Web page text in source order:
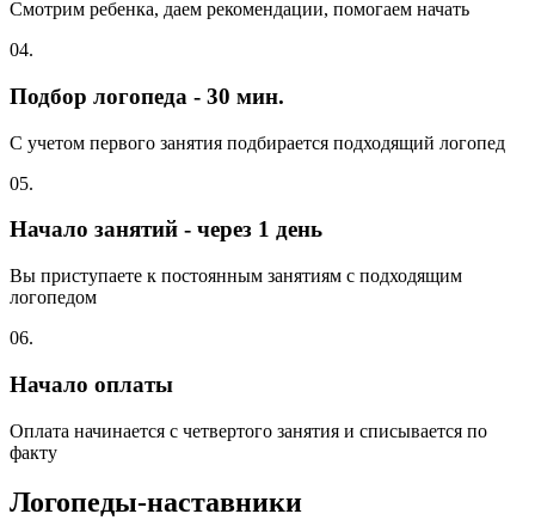
Смотрим ребенка, даем рекомендации, помогаем начать
04.
Подбор логопеда - 30 мин.
С учетом первого занятия подбирается подходящий логопед
05.
Начало занятий - через 1 день
Вы приступаете к постоянным занятиям с подходящим
логопедом
06.
Начало оплаты
Оплата начинается с четвертого занятия и списывается по
факту
Логопеды-наставники